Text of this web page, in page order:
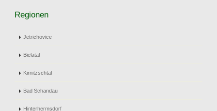
Regionen
Jetrichovice
Bielatal
Kirnitzschtal
Bad Schandau
Hinterhermsdorf